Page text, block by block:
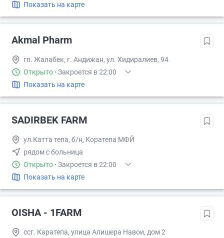
Показать на карте
Akmal Pharm
гп. Жалабек, г. Андижан, ул. Хидиралиев, 94
Открыто · Закроется в 22:00
Показать на карте
SADIRBEK FARM
ул.Катта тепа, б/н, Коратепа МФЙ
рядом с больница
Открыто · Закроется в 22:00
Показать на карте
OISHA - 1FARM
ссг. Каpатепа, улица Алишера Навои, дом 2